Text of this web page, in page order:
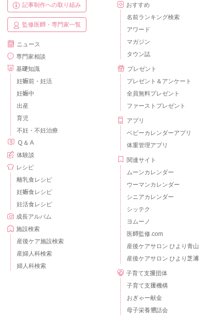
記事制作への取り組み
監修医師・専門家一覧
ニュース
専門家相談
基礎知識
妊娠前・妊活
妊娠中
出産
育児
不妊・不妊治療
Ｑ＆Ａ
体験談
レシピ
離乳食レシピ
妊娠食レシピ
妊活食レシピ
成長アルバム
施設検索
産後ケア施設検索
産婦人科検索
婦人科検索
おすすめ
名前ランキング検索
アワード
マガジン
タウン誌
プレゼント
プレゼント＆アンケート
全員無料プレゼント
ファーストプレゼント
アプリ
ベビーカレンダーアプリ
体重管理アプリ
関連サイト
ムーンカレンダー
ウーマンカレンダー
シニアカレンダー
シッテク
ヨムーノ
医師監修.com
産後ケアサロン ひより青山
産後ケアサロン ひより芝浦
子育て支援団体
子育て支援機構
おぎゃー献金
母子栄養懇話会